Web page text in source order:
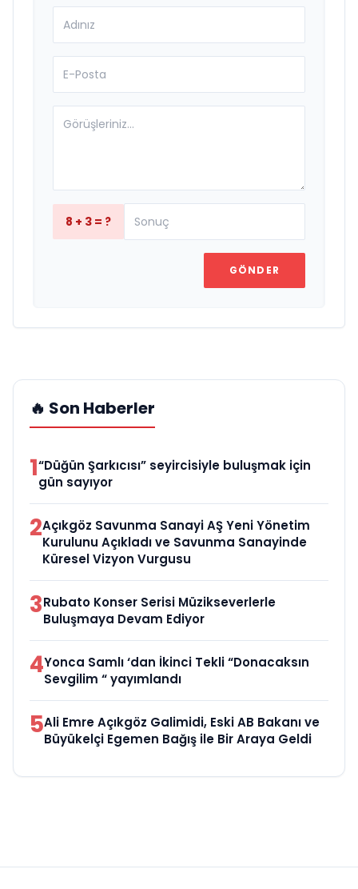
8 + 3 = ?
GÖNDER
🔥 Son Haberler
1“Düğün Şarkıcısı” seyircisiyle buluşmak için
gün sayıyor
2Açıkgöz Savunma Sanayi AŞ Yeni Yönetim
Kurulunu Açıkladı ve Savunma Sanayinde
Küresel Vizyon Vurgusu
3Rubato Konser Serisi Müzikseverlerle
Buluşmaya Devam Ediyor
4Yonca Samlı ‘dan İkinci Tekli “Donacaksın
Sevgilim “ yayımlandı
5Ali Emre Açıkgöz Galimidi, Eski AB Bakanı ve
Büyükelçi Egemen Bağış ile Bir Araya Geldi